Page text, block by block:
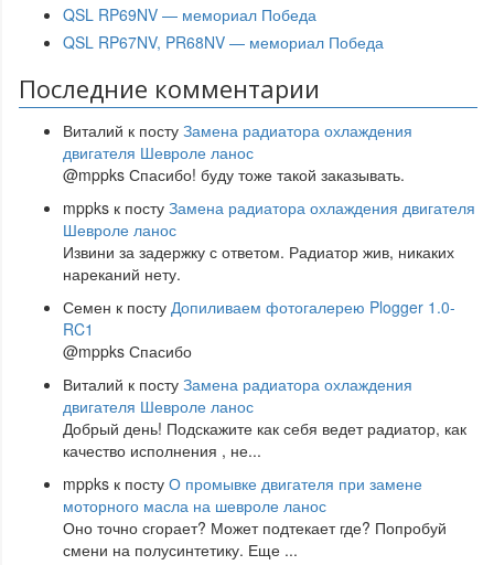
QSL RP69NV — мемориал Победа
QSL RP67NV, PR68NV — мемориал Победа
Последние комментарии
Виталий к посту Замена радиатора охлаждения
двигателя Шевроле ланос
@mppks Спасибо! буду тоже такой заказывать.
mppks к посту Замена радиатора охлаждения двигателя
Шевроле ланос
Извини за задержку с ответом. Радиатор жив, никаких
нареканий нету.
Семен к посту Допиливаем фотогалерею Plogger 1.0-
RC1
@mppks Спасибо
Виталий к посту Замена радиатора охлаждения
двигателя Шевроле ланос
Добрый день! Подскажите как себя ведет радиатор, как
качество исполнения , не...
mppks к посту О промывке двигателя при замене
моторного масла на шевроле ланос
Оно точно сгорает? Может подтекает где? Попробуй
смени на полусинтетику. Еще ...